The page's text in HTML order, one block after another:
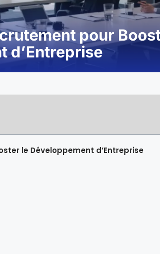
pour
d’Entreprise
le Développement d’Entreprise